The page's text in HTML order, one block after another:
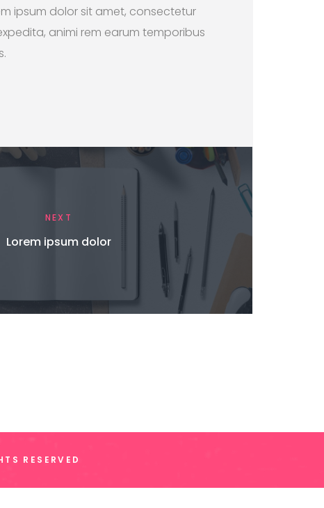
ipsum dolor sit amet, consectetur
animi rem earum temporibus
NEXT
Lorem ipsum dolor
RESERVED